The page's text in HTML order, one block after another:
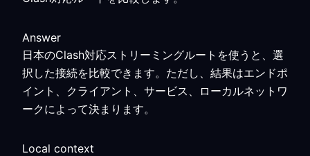
Answer
日本のClash対応ストリーミングルートを使うと、選
択した接続を比較できます。ただし、結果はエンドポ
イント、クライアント、サービス、ローカルネットワ
ークによって決まります。
Local context